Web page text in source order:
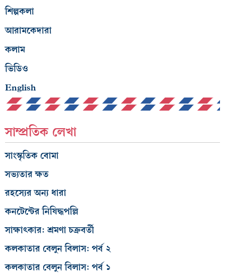
শিল্পকলা
আরামকেদারা
কলাম
ভিডিও
English
সাম্প্রতিক লেখা
সাংস্কৃতিক বোমা
সভ্যতার ক্ষত
রহস্যের অন্য ধারা
কনটেন্টের নিষিদ্ধপল্লি
সাক্ষাৎকার: শ্রমণা চক্রবর্তী
কলকাতার বেলুন বিলাস: পর্ব ২
কলকাতার বেলুন বিলাস: পর্ব ১